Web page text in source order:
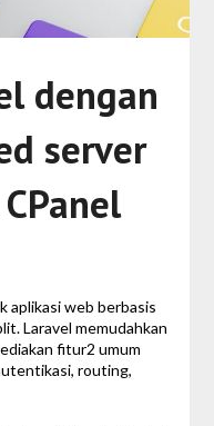
dengan
server
aplikasi web berbasis
Laravel memudahkan
fitur2 umum
routing,